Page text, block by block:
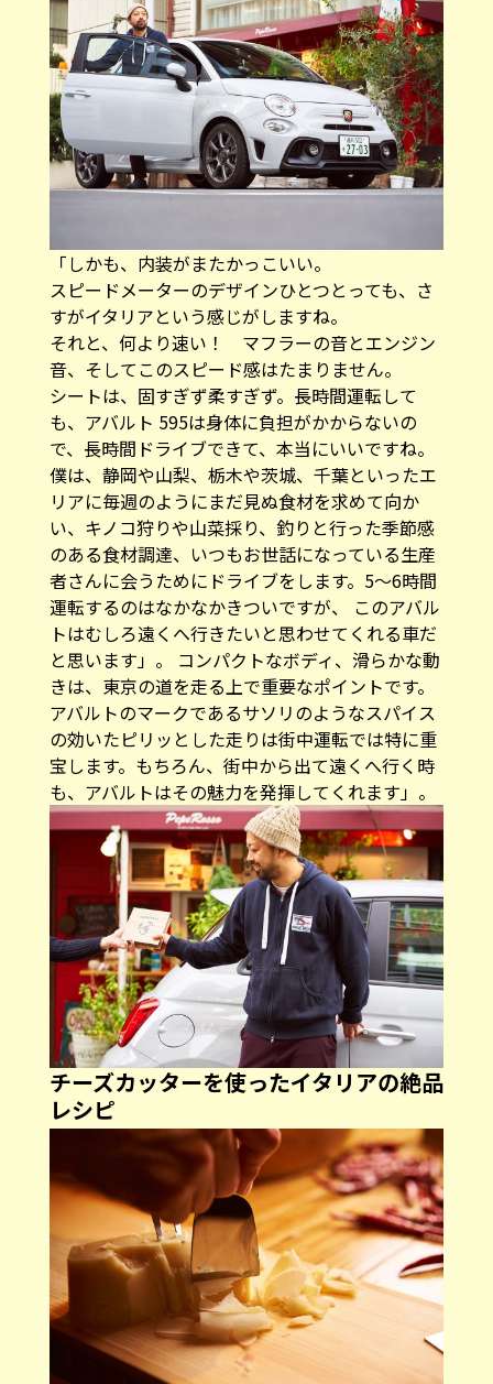
「しかも、内装がまたかっこいい。
スピードメーターのデザインひとつとっても、さ
すがイタリアという感じがしますね。
それと、何より速い！ マフラーの音とエンジン
音、そしてこのスピード感はたまりません。
シートは、固すぎず柔すぎず。長時間運転して
も、アバルト 595は身体に負担がかからないの
で、長時間ドライブできて、本当にいいですね。
僕は、静岡や山梨、栃木や茨城、千葉といったエ
リアに毎週のようにまだ見ぬ食材を求めて向か
い、キノコ狩りや山菜採り、釣りと行った季節感
のある食材調達、いつもお世話になっている生産
者さんに会うためにドライブをします。5〜6時間
運転するのはなかなかきついですが、 このアバル
トはむしろ遠くへ行きたいと思わせてくれる車だ
と思います」。 コンパクトなボディ、滑らかな動
きは、東京の道を走る上で重要なポイントです。
アバルトのマークであるサソリのようなスパイス
の効いたピリッとした走りは街中運転では特に重
宝します。もちろん、街中から出て遠くへ行く時
も、アバルトはその魅力を発揮してくれます」。
チーズカッターを使ったイタリアの絶品
レシピ